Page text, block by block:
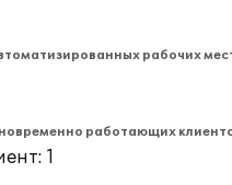
рабочих
работающих
1